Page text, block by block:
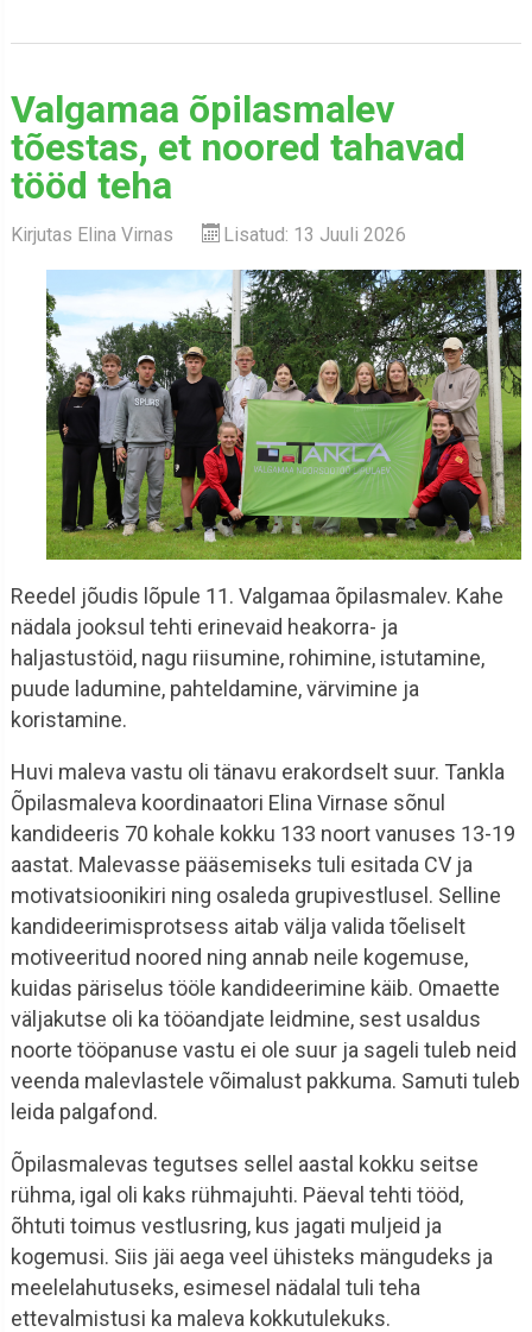
Valgamaa õpilasmalev
tõestas, et noored tahavad
tööd teha
Kirjutas Elina Virnas Lisatud: 13 Juuli 2026
Reedel jõudis lõpule 11. Valgamaa õpilasmalev. Kahe
nädala jooksul tehti erinevaid heakorra- ja
haljastustöid, nagu riisumine, rohimine, istutamine,
puude ladumine, pahteldamine, värvimine ja
koristamine.
Huvi maleva vastu oli tänavu erakordselt suur. Tankla
Õpilasmaleva koordinaatori Elina Virnase sõnul
kandideeris 70 kohale kokku 133 noort vanuses 13-19
aastat. Malevasse pääsemiseks tuli esitada CV ja
motivatsioonikiri ning osaleda grupivestlusel. Selline
kandideerimisprotsess aitab välja valida tõeliselt
motiveeritud noored ning annab neile kogemuse,
kuidas päriselus tööle kandideerimine käib. Omaette
väljakutse oli ka tööandjate leidmine, sest usaldus
noorte tööpanuse vastu ei ole suur ja sageli tuleb neid
veenda malevlastele võimalust pakkuma. Samuti tuleb
leida palgafond.
Õpilasmalevas tegutses sellel aastal kokku seitse
rühma, igal oli kaks rühmajuhti. Päeval tehti tööd,
õhtuti toimus vestlusring, kus jagati muljeid ja
kogemusi. Siis jäi aega veel ühisteks mängudeks ja
meelelahutuseks, esimesel nädalal tuli teha
ettevalmistusi ka maleva kokkutulekuks.